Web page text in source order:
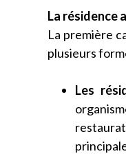
La résidence
La première
plusieurs
Les